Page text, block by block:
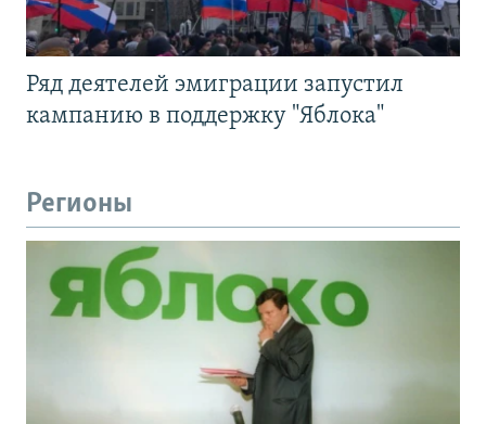
Ряд деятелей эмиграции запустил
кампанию в поддержку "Яблока"
Регионы